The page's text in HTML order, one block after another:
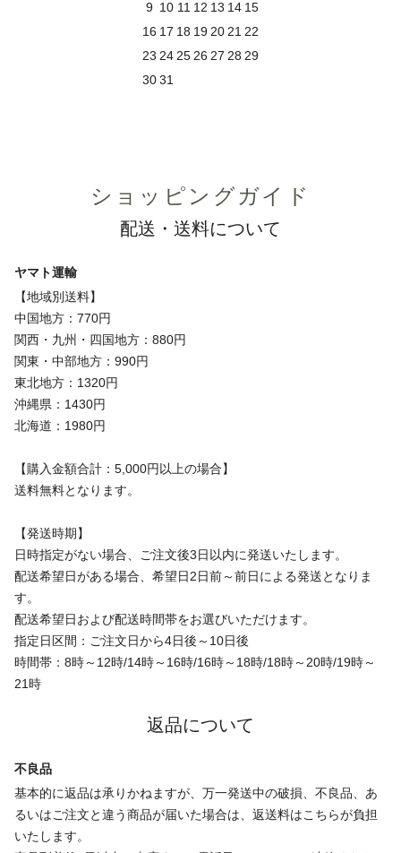
9 10 11 12 13 14 15
16 17 18 19 20 21 22
23 24 25 26 27 28 29
3031
ショッピングガイド
配送・送料について
ヤマト運輸
【地域別送料】
中国地方：770円
関西・九州・四国地方：880円
関東・中部地方：990円
東北地方：1320円
沖縄県：1430円
北海道：1980円
【購入金額合計：5,000円以上の場合】
送料無料となります。
【発送時期】
日時指定がない場合、ご注文後3日以内に発送いたします。
配送希望日がある場合、希望日2日前～前日による発送となりま
す。
配送希望日および配送時間帯をお選びいただけます。
指定日区間：ご注文日から4日後～10日後
時間帯：8時～12時/14時～16時/16時～18時/18時～20時/19時～
21時
返品について
不良品
基本的に返品は承りかねますが、万一発送中の破損、不良品、あ
るいはご注文と違う商品が届いた場合は、返送料はこちらが負担
いたします。